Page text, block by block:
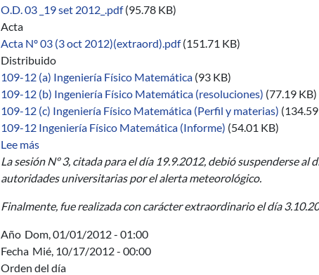
O.D. 03 _19 set 2012_.pdf (95.78 KB)
Acta
Acta Nº 03 (3 oct 2012)(extraord).pdf (151.71 KB)
Distribuido
109-12 (a) Ingeniería Físico Matemática (93 KB)
109-12 (b) Ingeniería Físico Matemática (resoluciones) (77.19 KB)
109-12 (c) Ingeniería Físico Matemática (Perfil y materias)
109-12 Ingeniería Físico Matemática (Informe) (54.01 KB)
Lee mássobre 03/2012-2014
La sesión Nº 3, citada para el día 19.9.2012, debió suspenderse
autoridades universitarias por el alerta meteorológico.
Finalmente, fue realizada con carácter extraordinario el día
Año Dom, 01/01/2012 - 01:00
Fecha Mié, 10/17/2012 - 00:00
Orden del día